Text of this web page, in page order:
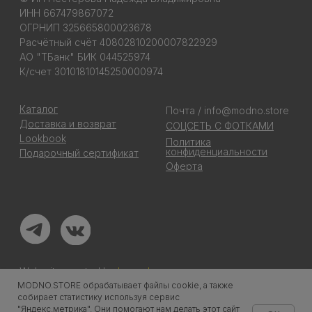
MODNO.STORE обрабатывает файлы cookie, а также
собирает статистику используя сервис
"Яндекс.метрика". Они помогают нам делать этот сайт